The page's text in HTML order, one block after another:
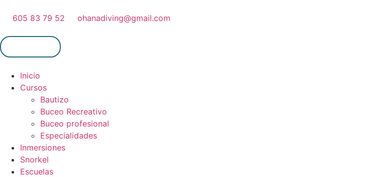
605 83 79 52 ohanadiving@gmail.com
Inicio
Cursos
Bautizo
Buceo Recreativo
Buceo profesional
Especialidades
Inmersiones
Snorkel
Escuelas